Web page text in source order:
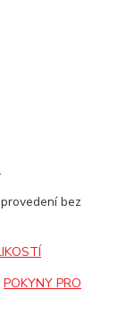
bez
POKYNY PRO